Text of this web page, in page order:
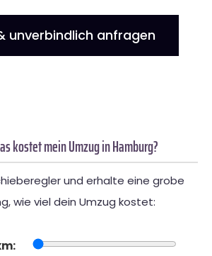
unverbindlich anfragen
kostet mein Umzug in Hamburg?
und erhalte eine grobe
wie viel dein Umzug kostet: